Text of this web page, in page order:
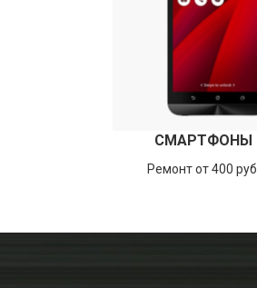
СМАРТФОНЫ
Ремонт от 400 руб.